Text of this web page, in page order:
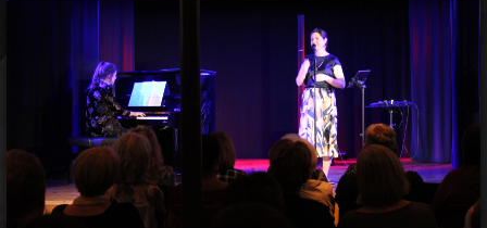
05/2025
Konzert pure 94
05/2025
Kulturtreff "Vereine
stellen sich vor"
05/2025
Mauren kreativ